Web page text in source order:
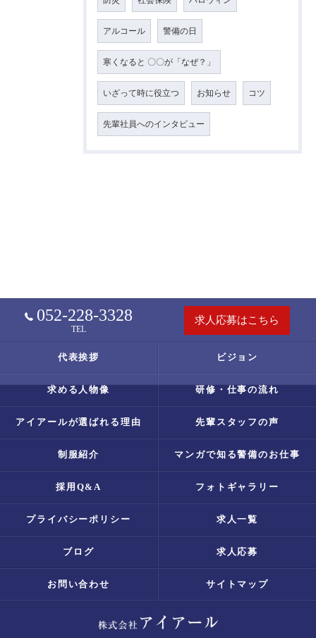
アルコール 警備の日
寒くなると 〇〇が「なぜ？」
いざって時に役立つ お知らせ コツ
先輩社員へのインタビュー
052-228-3328
TEL
求人応募はこちら
代表挨拶 ビジョン
求める人物像 研修・仕事の流れ
アイアールが選ばれる理由 先輩スタッフの声
制服紹介 マンガで知る警備のお仕事
採用Q&A フォトギャラリー
プライバシーポリシー 求人一覧
ブログ 求人応募
お問い合わせ サイトマップ